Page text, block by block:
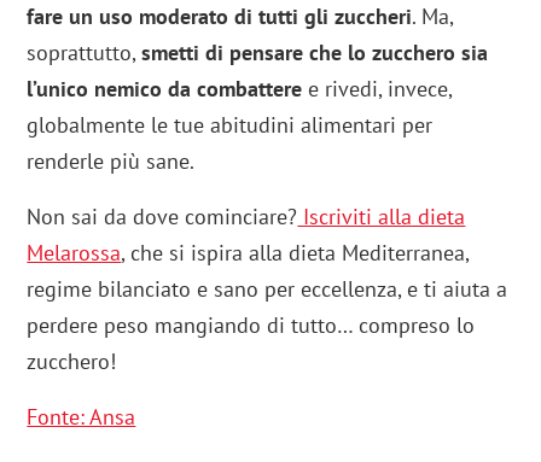
fare un uso moderato di tutti gli zuccheri. Ma,
soprattutto,smetti di pensare che lo zucchero sia
l’unico nemico da combattere e rivedi, invece,
globalmente le tue abitudini alimentari per
renderle più sane.
Non sai da dove cominciare? Iscriviti alla dieta
Melarossa, che si ispira alla dieta Mediterranea,
regime bilanciato e sano per eccellenza, e ti aiuta a
perdere peso mangiando di tutto… compreso lo
zucchero!
Fonte: Ansa